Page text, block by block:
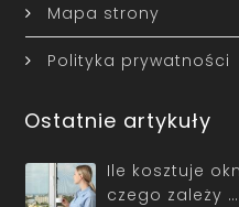
Mapa strony
Polityka prywatności
Ostatnie artykuły
Ile kosztuje
czego zależy …